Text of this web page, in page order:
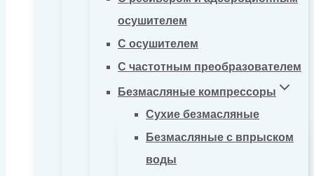
осушителем
С осушителем
С частотным преобразователем
Безмасляные компрессоры
Сухие безмасляные
Безмасляные с впрыском
воды